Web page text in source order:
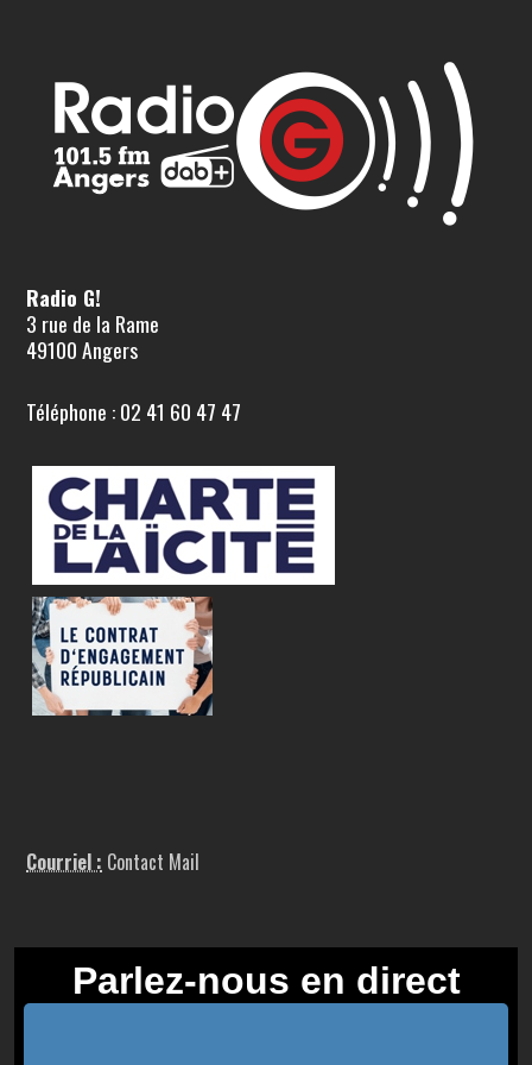
Radio G!
3 rue de la Rame
49100 Angers
Téléphone : 02 41 60 47 47
Courriel : Contact Mail